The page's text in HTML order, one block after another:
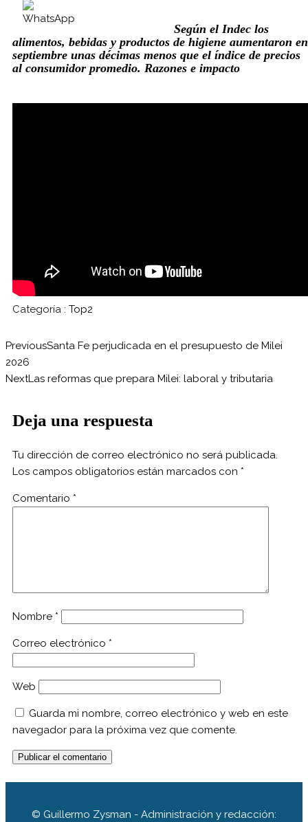
Según el Indec los
alimentos, bebidas y productos de higiene aumentaron en
septiembre unas décimas menos que el índice de precios
al consumidor promedio. Razones e impacto
Categoría : Top2
PreviousSanta Fe perjudicada en el presupuesto de Milei
2026
NextLas reformas que prepara Milei: laboral y tributaria
Deja una respuesta
Tu dirección de correo electrónico no será publicada.
Los campos obligatorios están marcados con *
Comentario *
Nombre *
Correo electrónico *
Web
Guarda mi nombre, correo electrónico y web en este
navegador para la próxima vez que comente.
© Guillermo Zysman - Administración y redacción: